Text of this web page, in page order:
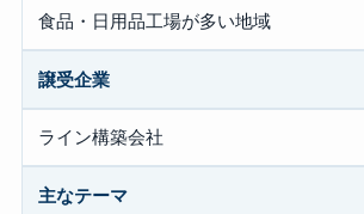
食品・日用品工場が多い地域
譲受企業
ライン構築会社
主なテーマ